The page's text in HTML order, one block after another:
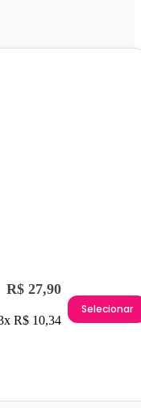
R$ 27,90
R$ 10,34
Selecionar